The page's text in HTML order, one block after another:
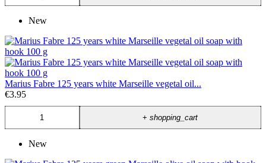
New
Marius Fabre 125 years white Marseille vegetal oil...
€3.95
+shopping_cart
New